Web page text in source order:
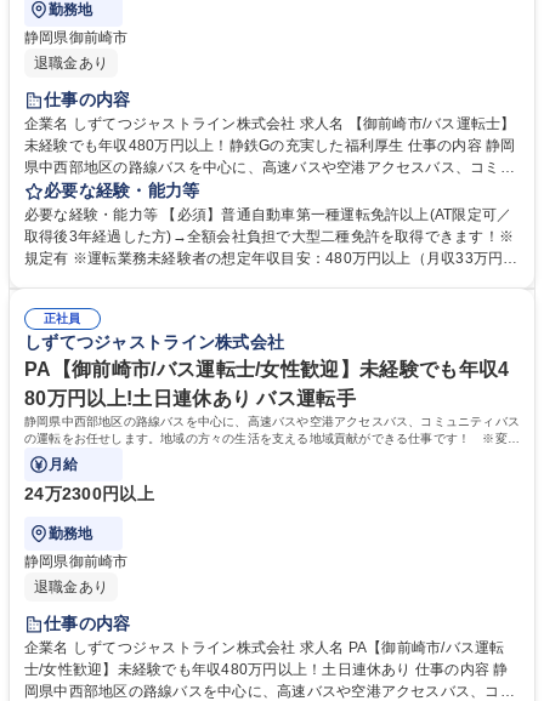
勤務地
静岡県御前崎市
退職金あり
仕事の内容
企業名 しずてつジャストライン株式会社 求人名 【御前崎市/バス運転士】
未経験でも年収480万円以上！静鉄Gの充実した福利厚生 仕事の内容 静岡
県中西部地区の路線バスを中心に、高速バスや空港アクセスバス、コミュ
ニティバスの運転をお任せします。地域の方々の生活を支える地域貢献が
できる仕事です！ ※変更の範囲：当社業務全般 ＜入社後の流れ＞■大型二
種免許の取得(約1ヵ月)／全額会社負担※規定あり ■安全研修センターでの
研修(約2～3ヵ月)：座学・実技 ■営業所での研修(約1ヵ月)・デビュー 募集
必要な経験・能力等
必要な経験・能力等 【必須】普通自動車第一種運転免許以上(AT限定可／
取得後3年経過した方)→全額会社負担で大型二種免許を取得できます！※
規定有 ※運転業務未経験者の想定年収目安：480万円以上（月収33万円
設利用補助。階層別で従業員に沿った独自の研修制度。このように仕事面
の成長と充実した福利厚生でワークライフバランスが整えられます。 学
歴・資格 学歴：大学院 大学 高専 短大 専修学校 高校 語学力： 資格：第一
種運転免許普通自動車
正社員
しずてつジャストライン株式会社
PA【御前崎市/バス運転士/女性歓迎】未経験でも年収4
80万円以上!土日連休あり バス運転手
静岡県中西部地区の路線バスを中心に、高速バスや空港アクセスバス、コミュニティバス
の運転をお任せします。地域の方々の生活を支える地域貢献ができる仕事です！ ※変更
の範囲：当社業務全般
月給
24万2300円以上
勤務地
静岡県御前崎市
退職金あり
仕事の内容
企業名 しずてつジャストライン株式会社 求人名 PA【御前崎市/バス運転
士/女性歓迎】未経験でも年収480万円以上！土日連休あり 仕事の内容 静
岡県中西部地区の路線バスを中心に、高速バスや空港アクセスバス、コミ